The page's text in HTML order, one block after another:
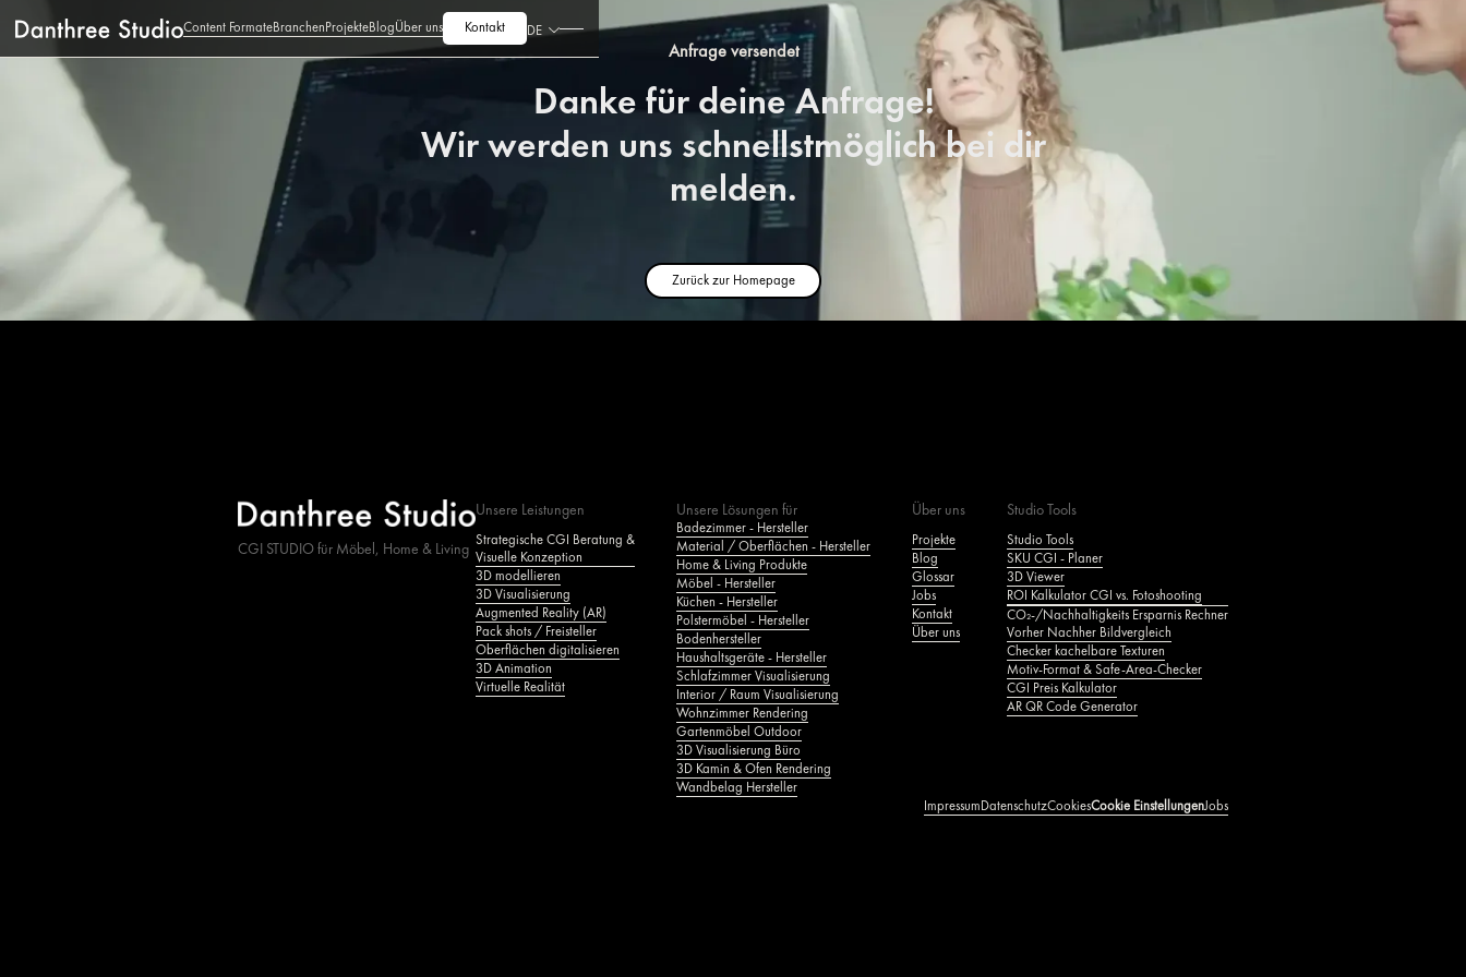
Content FormateBranchenProjekteBlogÜber uns Kontakt DE
Anfrage versendet
Danke für deine Anfrage!
Wir werden uns schnellstmöglich bei dir
melden.
Zurück zur Homepage
CGI STUDIO für Möbel, Home & Living
Unsere Leistungen
Strategische CGI Beratung &
Visuelle Konzeption
3D modellieren
3D Visualisierung
Augmented Reality (AR)
Pack shots / Freisteller
Oberflächen digitalisieren
3D Animation
Virtuelle Realität
Unsere Lösungen für
Badezimmer - Hersteller
Material / Oberflächen - Hersteller
Home & Living Produkte
Möbel - Hersteller
Küchen - Hersteller
Polstermöbel - Hersteller
Bodenhersteller
Haushaltsgeräte - Hersteller
Schlafzimmer Visualisierung
Interior / Raum Visualisierung
Wohnzimmer Rendering
Gartenmöbel Outdoor
3D Visualisierung Büro
3D Kamin & Ofen Rendering
Wandbelag Hersteller
Über uns
Projekte
Blog
Glossar
Jobs
Kontakt
Über uns
Studio Tools
Studio Tools
SKU CGI - Planer
3D Viewer
ROI Kalkulator CGI vs. Fotoshooting
CO₂‑/Nachhaltigkeits Ersparnis Rechner
Vorher Nachher Bildvergleich
Checker kachelbare Texturen
Motiv‑Format & Safe‑Area‑Checker
CGI Preis Kalkulator
AR QR Code Generator
ImpressumDatenschutzCookiesCookie EinstellungenJobs